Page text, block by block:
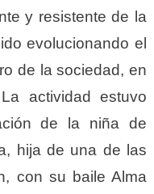
y resistente de la
evolucionando el
de la sociedad, en
actividad estuvo
de la niña de
hija de una de las
con su baile Alma